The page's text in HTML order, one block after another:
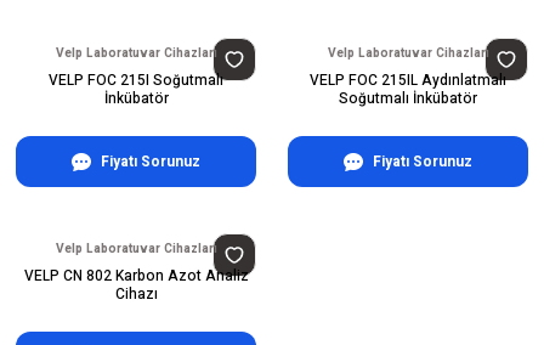
Velp Laboratuvar Cihazları
VELP FOC 215I Soğutmalı
İnkübatör
Fiyatı Sorunuz
Velp Laboratuvar Cihazları
VELP FOC 215IL Aydınlatmalı
Soğutmalı İnkübatör
Fiyatı Sorunuz
Velp Laboratuvar Cihazları
VELP CN 802 Karbon Azot Analiz
Cihazı